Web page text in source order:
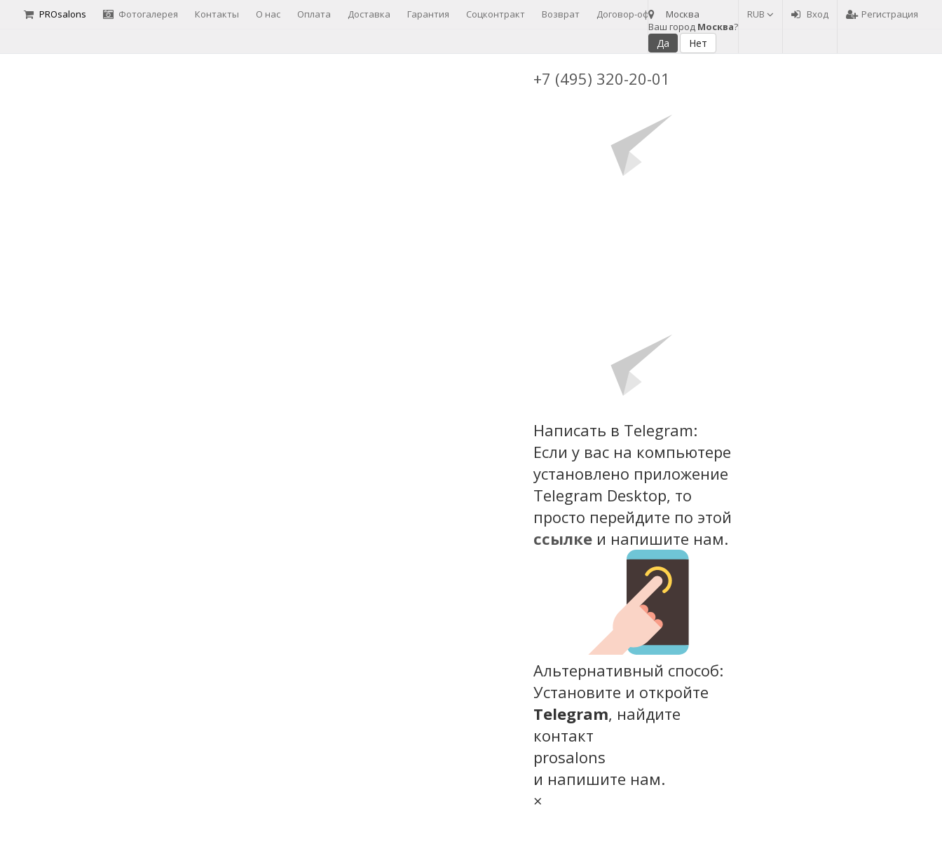
Москва
Ваш город Москва?
RUB Вход Регистрация
PROsalons Фотогалерея Контакты О нас Оплата Доставка Гарантия Соцконтракт Возврат Договор-оферта Сервисный центр Конфиденциальность Как
+7 (495) 320-20-01
Написать в Telegram:
Если у вас на компьютере
установлено приложение
Telegram Desktop, то
просто перейдите по этой
ссылке и напишите нам.
Альтернативный способ:
Установите и откройте
Telegram, найдите
контакт
prosalons
и напишите нам.
×